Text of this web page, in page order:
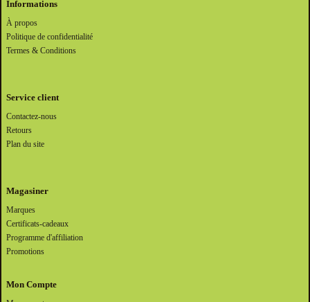
Informations
À propos
Politique de confidentialité
Termes & Conditions
Service client
Contactez-nous
Retours
Plan du site
Magasiner
Marques
Certificats-cadeaux
Programme d'affiliation
Promotions
Mon Compte